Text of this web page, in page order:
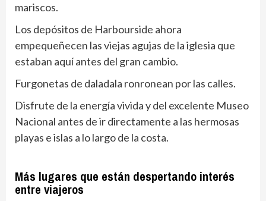
mariscos.
Los depósitos de Harbourside ahora
empequeñecen las viejas agujas de la iglesia que
estaban aquí antes del gran cambio.
Furgonetas de daladala ronronean por las calles.
Disfrute de la energía vivida y del excelente Museo
Nacional antes de ir directamente a las hermosas
playas e islas a lo largo de la costa.
Más lugares que están despertando interés
entre viajeros